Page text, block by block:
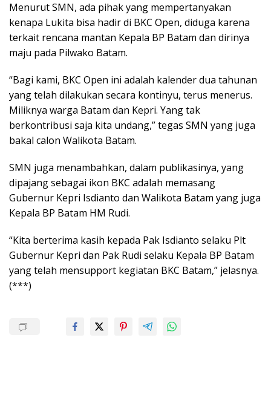
Menurut SMN, ada pihak yang mempertanyakan
kenapa Lukita bisa hadir di BKC Open, diduga karena
terkait rencana mantan Kepala BP Batam dan dirinya
maju pada Pilwako Batam.
“Bagi kami, BKC Open ini adalah kalender dua tahunan
yang telah dilakukan secara kontinyu, terus menerus.
Miliknya warga Batam dan Kepri. Yang tak
berkontribusi saja kita undang,” tegas SMN yang juga
bakal calon Walikota Batam.
SMN juga menambahkan, dalam publikasinya, yang
dipajang sebagai ikon BKC adalah memasang
Gubernur Kepri Isdianto dan Walikota Batam yang juga
Kepala BP Batam HM Rudi.
“Kita berterima kasih kepada Pak Isdianto selaku Plt
Gubernur Kepri dan Pak Rudi selaku Kepala BP Batam
yang telah mensupport kegiatan BKC Batam,” jelasnya.
(***)